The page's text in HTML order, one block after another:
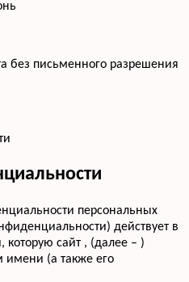
без письменного разрешения
персональных
действует в
сайт , (далее – )
(а также его